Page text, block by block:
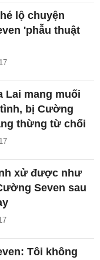
lộ chuyện
'phẫu thuật
Lai mang muối
bị Cường
thừng từ chối
xử được như
Seven sau
Tôi không